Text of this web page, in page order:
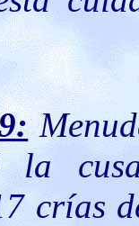
crías